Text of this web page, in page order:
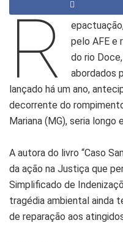
R
pelo AFE e
do rio
abordados
lançado há um ano,
decorrente do
Mariana (MG), seria longo
A autora do livro “Caso
da ação na Justiça que
Simplificado de
tragédia ambiental ainda
de reparação aos